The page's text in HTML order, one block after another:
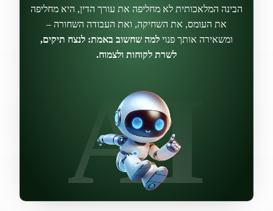
הבינה המלאכותית לא מחליפה את עורך הדין, היא מחליפה
את העומס, את השחיקה, ואת העבודה השחורה –
ומשאירה אותך פנוי למה שחשוב באמת: לנצח תיקים,
לשרת לקוחות ולצמוח.
AI